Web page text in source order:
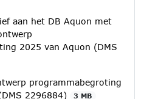
aan het DB Aquon met
2025 van Aquon (DMS
programmabegroting
2296884)
3 MB